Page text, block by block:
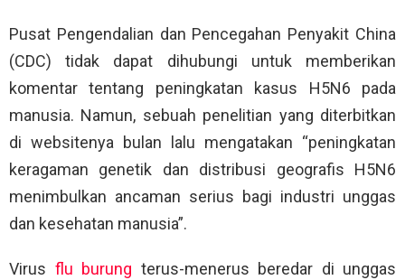
Pusat Pengendalian dan Pencegahan Penyakit China
(CDC) tidak dapat dihubungi untuk memberikan
komentar tentang peningkatan kasus H5N6 pada
manusia. Namun, sebuah penelitian yang diterbitkan
di websitenya bulan lalu mengatakan “peningkatan
keragaman genetik dan distribusi geografis H5N6
menimbulkan ancaman serius bagi industri unggas
dan kesehatan manusia”.
Virus flu burung terus-menerus beredar di unggas